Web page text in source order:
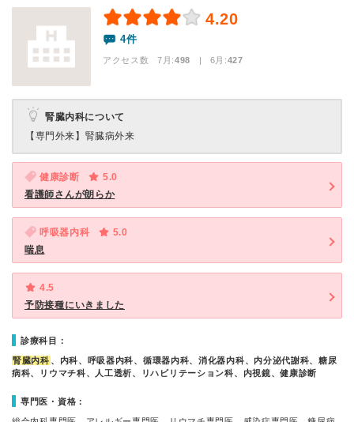
4.20
4件
アクセス数 7月:498 | 6月:427
腎臓内科について
【専門外来】 腎臓病外来
健康診断
5.0
看護師さんが朗らか
呼吸器内科
5.0
喘息
4.5
予防接種にいきました
診療科目：
腎臓内科 、内科、呼吸器内科、循環器内科、消化器内科、内分泌代謝科、糖尿
病科、リウマチ科、人工透析、リハビリテーション科、内視鏡、健康診断
専門医・資格：